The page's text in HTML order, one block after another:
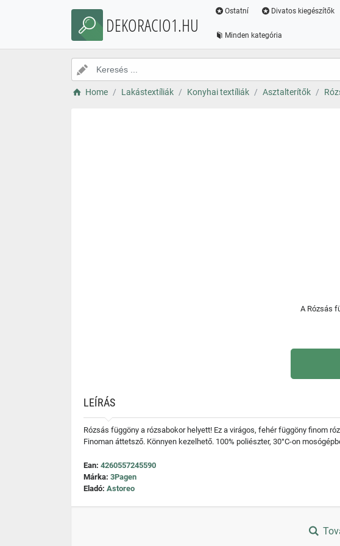
DEKORACIO1.HU
Ostatní Divatos kiegészítők
Minden kategória
Home Lakástextíliák Konyhai textíliák Asztalterítők
A Rózsás
LEÍRÁS
Rózsás függöny a rózsabokor helyett! Ez a virágos, fehér függöny finom
Finoman áttetsző. Könnyen kezelhető. 100% poliészter, 30°C-on
Ean: 4260557245590
Márka: 3Pagen
Eladó: Astoreo